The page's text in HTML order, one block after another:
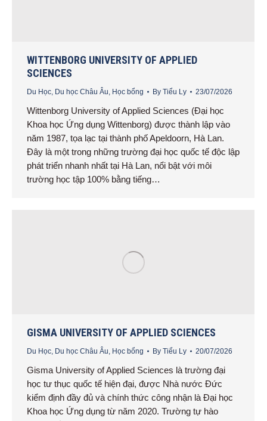
WITTENBORG UNIVERSITY OF APPLIED
SCIENCES
Du Học Du học Châu Âu Học bổng By Tiểu Ly 23/07/2026
Wittenborg University of Applied Sciences (Đại học
Khoa học Ứng dụng Wittenborg) được thành lập vào
năm 1987, tọa lạc tại thành phố Apeldoorn, Hà Lan.
Đây là một trong những trường đại học quốc tế độc lập
phát triển nhanh nhất tại Hà Lan, nổi bật với môi
trường học tập 100% bằng tiếng…
GISMA UNIVERSITY OF APPLIED SCIENCES
Du Học Du học Châu Âu Học bổng By Tiểu Ly 20/07/2026
Gisma University of Applied Sciences là trường đại
học tư thục quốc tế hiện đại, được Nhà nước Đức
kiểm định đầy đủ và chính thức công nhận là Đại học
Khoa học Ứng dụng từ năm 2020. Trường tự hào